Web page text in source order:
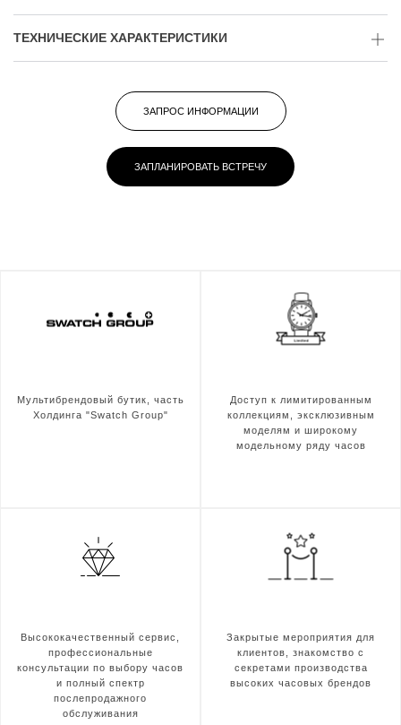
ТЕХНИЧЕСКИЕ ХАРАКТЕРИСТИКИ
ЗАПРОС ИНФОРМАЦИИ
ЗАПЛАНИРОВАТЬ ВСТРЕЧУ
Мультибрендовый бутик, часть
Холдинга "Swatch Group"
Доступ к лимитированным
коллекциям, эксклюзивным
моделям и широкому
модельному ряду часов
Высококачественный сервис,
профессиональные
консультации по выбору часов
и полный спектр
послепродажного
обслуживания
Закрытые мероприятия для
клиентов, знакомство с
секретами производства
высоких часовых брендов